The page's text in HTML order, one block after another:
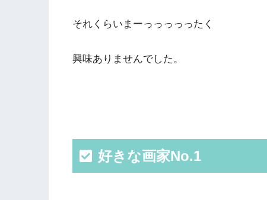
それくらいまーっっっっったく
興味ありませんでした。
好きな画家No.1